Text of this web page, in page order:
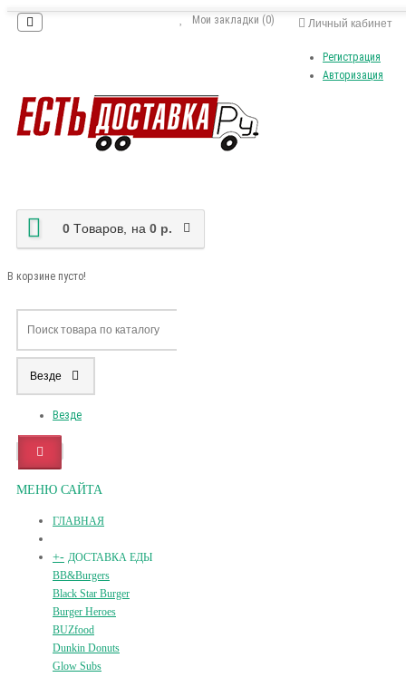
Личный кабинет
Регистрация
Авторизация
Мои закладки (0)
0 Tоваров, на 0 р.
В корзине пусто!
Везде
Везде
МЕНЮ САЙТА
ГЛАВНАЯ
+- ДОСТАВКА ЕДЫ
BB&Burgers
Black Star Burger
Burger Heroes
BUZfood
Dunkin Donuts
Glow Subs